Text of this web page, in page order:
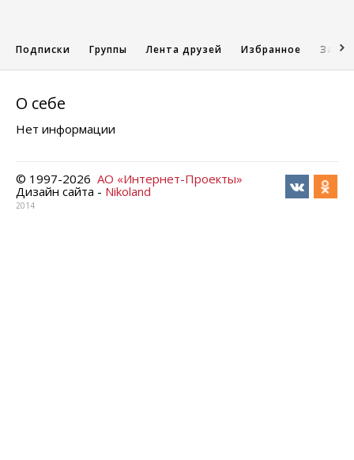
Подписки Группы Лента друзей Избранное
О себе
Нет информации
© 1997-2026 АО «Интернет-Проекты»
Дизайн сайта - Nikoland
2014